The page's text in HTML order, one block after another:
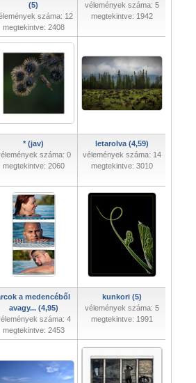
(5)
száma: 12
megtekintve: 2408
vélemények száma: 5
megtekintve: 1942
* (jav)
száma: 0
megtekintve: 2060
letarolva (4,59)
vélemények száma: 14
megtekintve: 3010
a medencéből
avagy... (4,95)
száma: 4
megtekintve: 2453
kunkori (5)
vélemények száma: 5
megtekintve: 1991